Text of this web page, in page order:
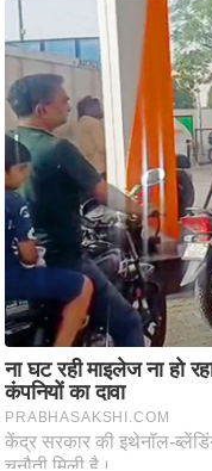
ण
स
म
सा
म
यि
क
मा
तृ
भू
मि
स्तं
भ